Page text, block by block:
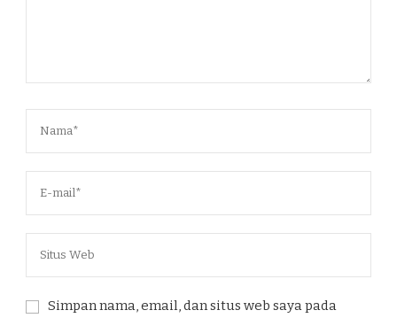
Simpan nama, email, dan situs web saya pada